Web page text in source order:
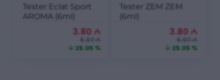
Tester Eclat Sport
AROMA (6ml)
3.80 ₼
5.07 ₼
25.05 %
Tester ZEM ZEM
(6ml)
3.80 ₼
5.07 ₼
25.05 %